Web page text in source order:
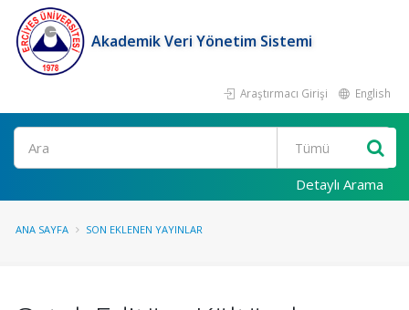
Akademik Veri Yönetim Sistemi
Araştırmacı Girişi English
Ara
Detaylı Arama
ANA SAYFA SON EKLENEN YAYINLAR